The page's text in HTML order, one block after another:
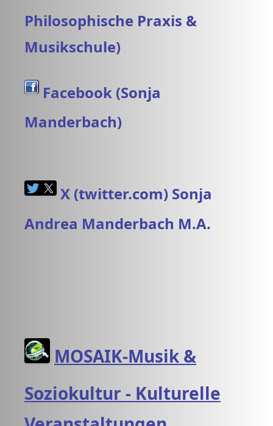
Philosophische Praxis &
Musikschule)
Facebook (Sonja
Manderbach)
X (twitter.com) Sonja
Andrea Manderbach M.A.
MOSAIK-Musik &
Soziokultur - Kulturelle